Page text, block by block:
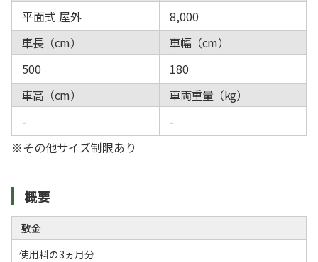
平面式 屋外
8,000
車長（cm）
車幅（cm）
500
180
車高（cm）
車両重量（kg）
-
-
※その他サイズ制限あり
概要
敷金
使用料の3ヵ月分